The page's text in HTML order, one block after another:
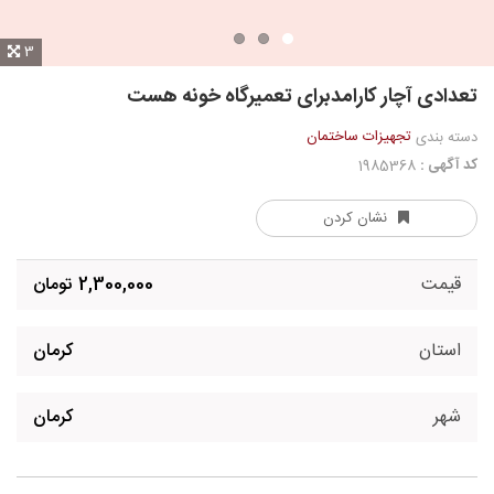
3
تعدادی آچار کارامدبرای تعمیرگاه خونه هست
دسته بندیتجهیزات ساختمان
کد آگهی :
نشان کردن
قیمت 2,300,000 تومان
استان کرمان
شهر کرمان